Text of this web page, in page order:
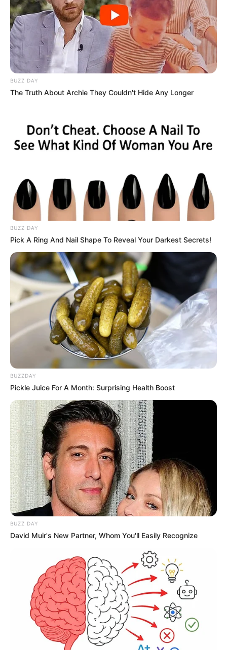
WhatsApp!
Fique informado em tempo real sobre as principais
Clique aqui para entrar no grupo
BUZZ DAY
The Truth About Archie They Couldn't Hide Any Longer
BUZZ DAY
Pick A Ring And Nail Shape To Reveal Your Darkest Secrets!
BUZZDAY
Pickle Juice For A Month: Surprising Health Boost
BUZZ DAY
David Muir's New Partner, Whom You'll Easily Recognize